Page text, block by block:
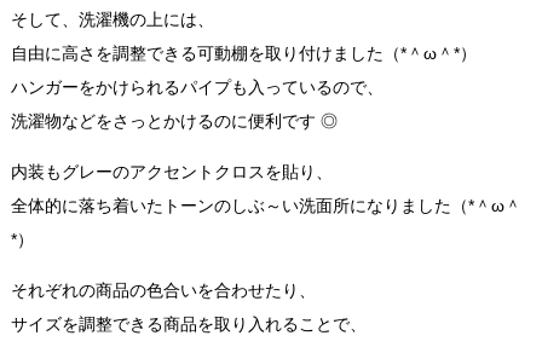
そして、洗濯機の上には、
自由に高さを調整できる可動棚を取り付けました（*＾ω＾*）
ハンガーをかけられるパイプも入っているので、
洗濯物などをさっとかけるのに便利です ◎
内装もグレーのアクセントクロスを貼り、
全体的に落ち着いたトーンのしぶ～い洗面所になりました（*＾ω＾
*）
それぞれの商品の色合いを合わせたり、
サイズを調整できる商品を取り入れることで、